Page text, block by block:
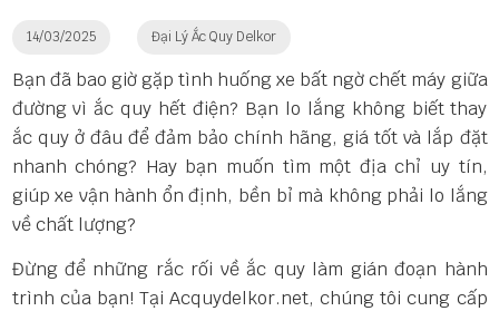
14/03/2025 Đại Lý Ắc Quy Delkor
Bạn đã bao giờ gặp tình huống xe bất ngờ chết máy giữa
đường vì ắc quy hết điện? Bạn lo lắng không biết thay
ắc quy ở đâu để đảm bảo chính hãng, giá tốt và lắp đặt
nhanh chóng? Hay bạn muốn tìm một địa chỉ uy tín,
giúp xe vận hành ổn định, bền bỉ mà không phải lo lắng
về chất lượng?
Đừng để những rắc rối về ắc quy làm gián đoạn hành
trình của bạn! Tại Acquydelkor.net, chúng tôi cung cấp